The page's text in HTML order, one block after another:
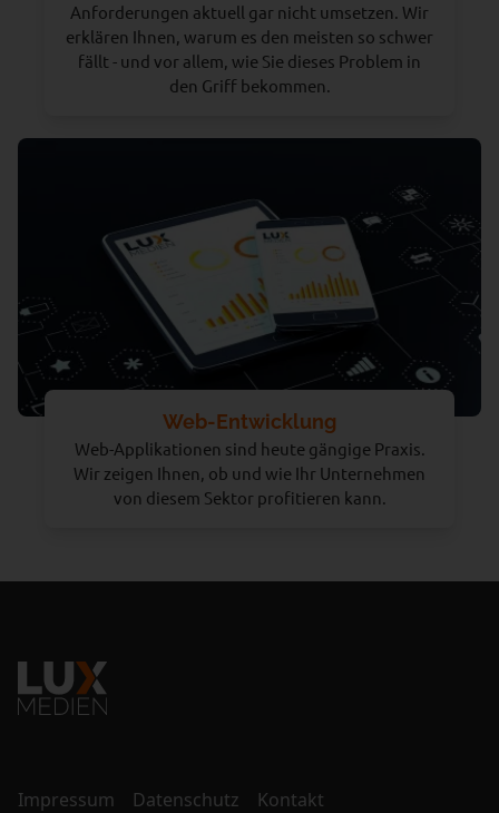
Anforderungen aktuell gar nicht umsetzen. Wir
erklären Ihnen, warum es den meisten so schwer
fällt - und vor allem, wie Sie dieses Problem in
den Griff bekommen.
Web-Entwicklung
Web-Applikationen sind heute gängige Praxis.
Wir zeigen Ihnen, ob und wie Ihr Unternehmen
von diesem Sektor profitieren kann.
Impressum Datenschutz Kontakt